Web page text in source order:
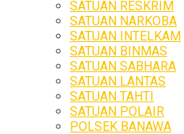
SATUAN RESKRIM
SATUAN NARKOBA
SATUAN INTELKAM
SATUAN BINMAS
SATUAN SABHARA
SATUAN LANTAS
SATUAN TAHTI
SATUAN POLAIR
POLSEK BANAWA